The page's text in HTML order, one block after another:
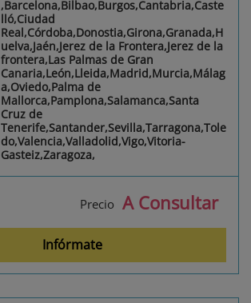
,Barcelona,Bilbao,Burgos,Cantabria,Caste
lló,Ciudad
Real,Córdoba,Donostia,Girona,Granada,H
uelva,Jaén,Jerez de la Frontera,Jerez de la
frontera,Las Palmas de Gran
Canaria,León,Lleida,Madrid,Murcia,Málag
a,Oviedo,Palma de
Mallorca,Pamplona,Salamanca,Santa
Cruz de
Tenerife,Santander,Sevilla,Tarragona,Tole
do,Valencia,Valladolid,Vigo,Vitoria-
Gasteiz,Zaragoza,
Precio A Consultar
Infórmate